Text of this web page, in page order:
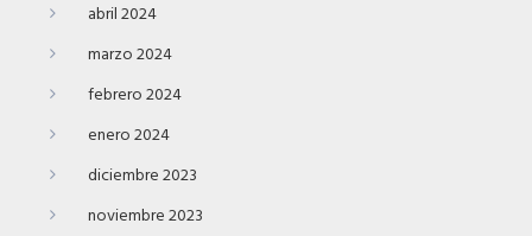
abril 2024
marzo 2024
febrero 2024
enero 2024
diciembre 2023
noviembre 2023